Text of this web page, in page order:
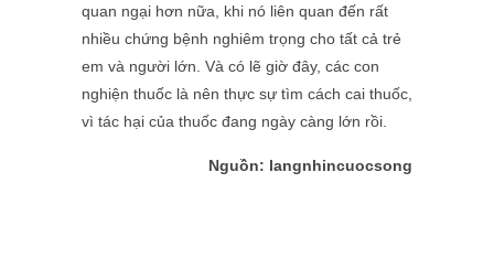
quan ngại hơn nữa, khi nó liên quan đến rất
nhiều chứng bệnh nghiêm trọng cho tất cả trẻ
em và người lớn. Và có lẽ giờ đây, các con
nghiện thuốc là nên thực sự tìm cách cai thuốc,
vì tác hại của thuốc đang ngày càng lớn rồi.
Nguồn: langnhincuocsong